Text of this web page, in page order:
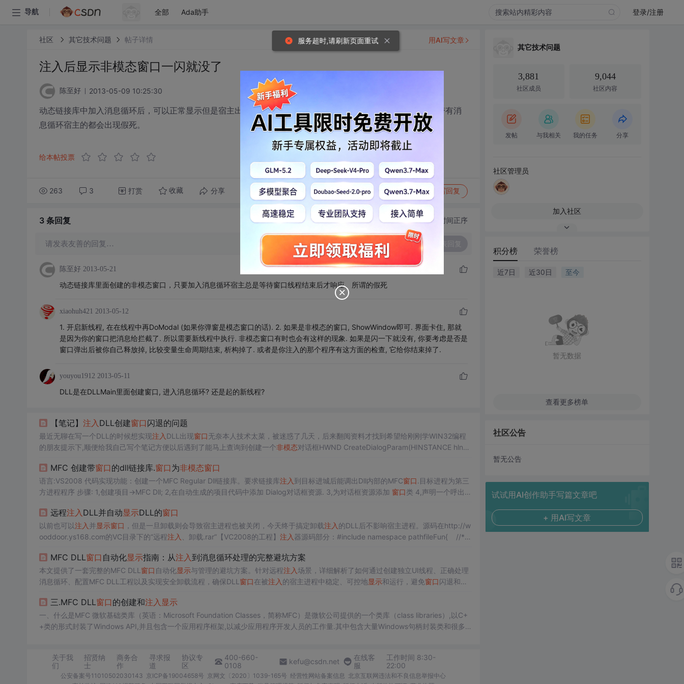
导航 全部 Ada助手 登录/注册
社区 其它技术问题 帖子详情
注入后显示非模态窗口一闪就没了
陈至好 2013-05-09 10:25:30
动态链接库中加入消息循环后，可以正常显示但是宿主出现了假死的情况。请问如何解决。另外只要注入DLL中带有消
息循环宿主的都会出现假死。
给本帖投票
263 3 打赏 收藏 分享 转发到动态 举报 写回复
用AI写文章
3 条回复 切换为时间正序
请发表友善的回复…
陈至好 2013-05-21
动态链接库里面创建的非模态窗口，只要加入消息循环宿主总是等待窗口线程结束后才响应。所谓的假死
xiaohuh421 2013-05-12
1. 开启新线程, 在在线程中再DoModal (如果你弹窗是模态窗口的话). 2. 如果是非模态的窗口, ShowWindow即可. 界面卡住, 那就
是因为你的窗口把消息给拦截了. 所以需要新线程中执行. 非模态窗口有时也会有这样的现象. 如果是闪一下就没有, 你要考虑是否是
窗口弹出后被你自己释放掉, 比较变量生命周期结束, 析构掉了. 或者是你注入的那个程序有这方面的检查, 它给你结束掉了.
youyou1912 2013-05-11
DLL是在DLLMain里面创建窗口, 进入消息循环? 还是起的新线程?
【笔记】 注入 DLL创建窗口 闪退的问题
最近无聊在写一个DLL的时候想实现注入 DLL出现窗口无奈本人技术太菜，被迷惑了几天，后来翻阅资料才找到希望给刚刚学WIN32编程
的朋友提示下,顺便给我自己写个笔记方便以后遇到了能马上查询到创建一个非模态对话框HWND CreateDialogParam(HINSTANCE hlnst
MFC 创建带窗口 的dll链接库.窗口 为非模态窗口
语言:VS2008 代码实现功能：创建一个MFC Regular Dll链接库。要求链接库注入 到目标进城后能调出Dll内部的MFC窗口 .目标进程为第三
方进程程序 步骤: 1,创建项目->MFC Dll; 2,在自动生成的项目代码中添加 Dialog对话框资源. 3,为对话框资源添加 窗口类 4,声明一个呼出
远程注入 DLL并自动显示DLL的窗口
以前也可以注入 并显示窗口 ，但是一旦卸载则会导致宿主进程也被关闭，今天终于搞定卸载注入 的DLL后不影响宿主进程。源码在http://w
ooddoor.ys168.com的VC目录下的“远程注入 、卸载.rar”【VC2008的工程】 注入 器源码部分：#include namespace pathfileFun{ //***
MFC DLL窗口 自动化显示指南：从注入到消息循环处理的完整避坑方案
本文提供了一套完整的MFC DLL 窗口 自动化显示与管理的避坑方案。针对远程注入场景，详细解析了如何通过创建独立UI线程、正确处理
消息循环、配置MFC DLL工程以及实现安全卸载流程，确保DLL 窗口在被注入 的宿主进程中稳定、可控地显示和运行，避免窗口闪退和进
三.MFC DLL窗口 的创建和注入 显示
一、什么是MFC 微软基础类库（英语：Microsoft Foundation Classes，简称MFC）是微软公司提供的一个类库（class libraries）,以C+
+类的形式封装了Windows API,并且包含一个应用程序框架,以减少应用程序开发人员的工作量.其中包含大量Windows句柄封装类和很多W
关于我
们
招贤纳
士
商务合
作
寻求报
道
协议专
区
400-660-
0108
kefu@csdn.net
在线客
服
工作时间 8:30-
22:00
公安备案号11010502030143 京ICP备19004658号 京网文〔2020〕1039-165号 经营性网站备案信息 北京互联网违法和不良信息举报中心
其它技术问题
3,881
社区成员
9,044
社区内容
发帖 与我相关 我的任务 分享
社区管理员
加入社区
积分榜 荣誉榜
近7日 近30日 至今
暂无数据
查看更多榜单
社区公告
暂无公告
试试用AI创作助手写篇文章吧
+ 用AI写文章
服务超时,请刷新页面重试